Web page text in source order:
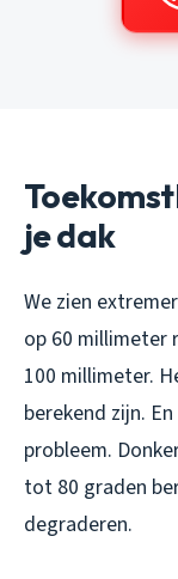
je dak
We zien
op 60 millimeter
100 millimeter.
berekend zijn.
probleem.
tot 80 graden
degraderen.